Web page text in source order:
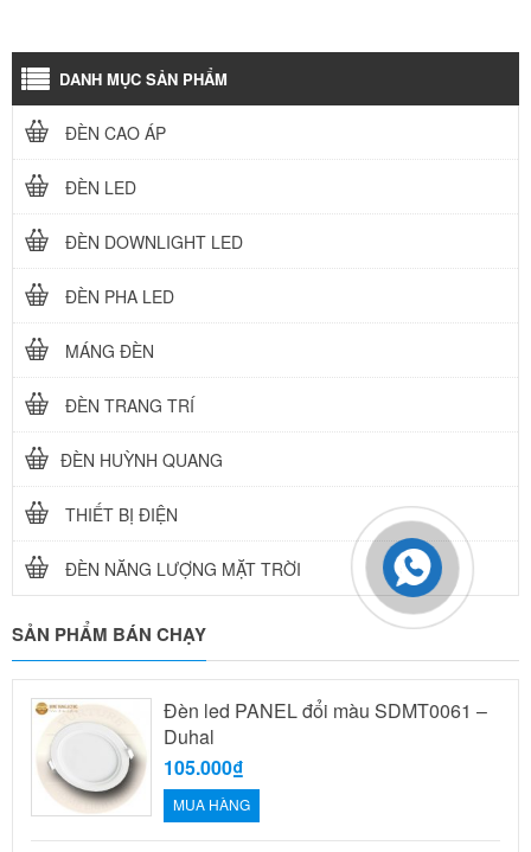
DANH MỤC SẢN PHẨM
ĐÈN CAO ÁP
ĐÈN LED
ĐÈN DOWNLIGHT LED
ĐÈN PHA LED
MÁNG ĐÈN
ĐÈN TRANG TRÍ
ĐÈN HUỲNH QUANG
THIẾT BỊ ĐIỆN
ĐÈN NĂNG LƯỢNG MẶT TRỜI
SẢN PHẨM BÁN CHẠY
Đèn led PANEL đổi màu SDMT0061 –
Duhal
105.000₫
MUA HÀNG